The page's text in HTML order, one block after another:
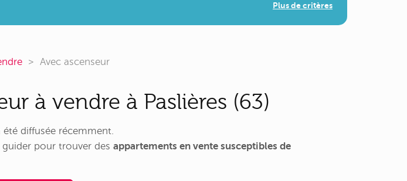
Plus de critères
Avec ascenseur
à vendre à Paslières (63)
diffusée récemment.
pour trouver des appartements en vente susceptibles de